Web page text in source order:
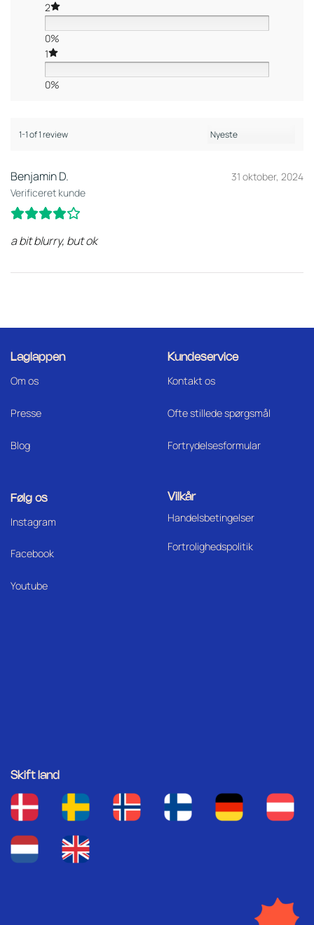
2
0%
1
0%
1-1 of 1 review
Benjamin D.
Verificeret kunde
31 oktober, 2024
a bit blurry, but ok
Laglappen
Om os
Presse
Blog
Kundeservice
Kontakt os
Ofte stillede spørgsmål
Fortrydelsesformular
Følg os
Instagram
Facebook
Youtube
Vilkår
Handelsbetingelser
Fortrolighedspolitik
Skift land